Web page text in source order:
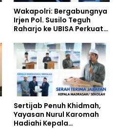
Wakapolri: Bergabungnya
Irjen Pol. Susilo Teguh
Raharjo ke UBISA Perkuat
Studi Kepolisian
Sertijab Penuh Khidmah,
Yayasan Nurul Karomah
Hadiahi Kepala